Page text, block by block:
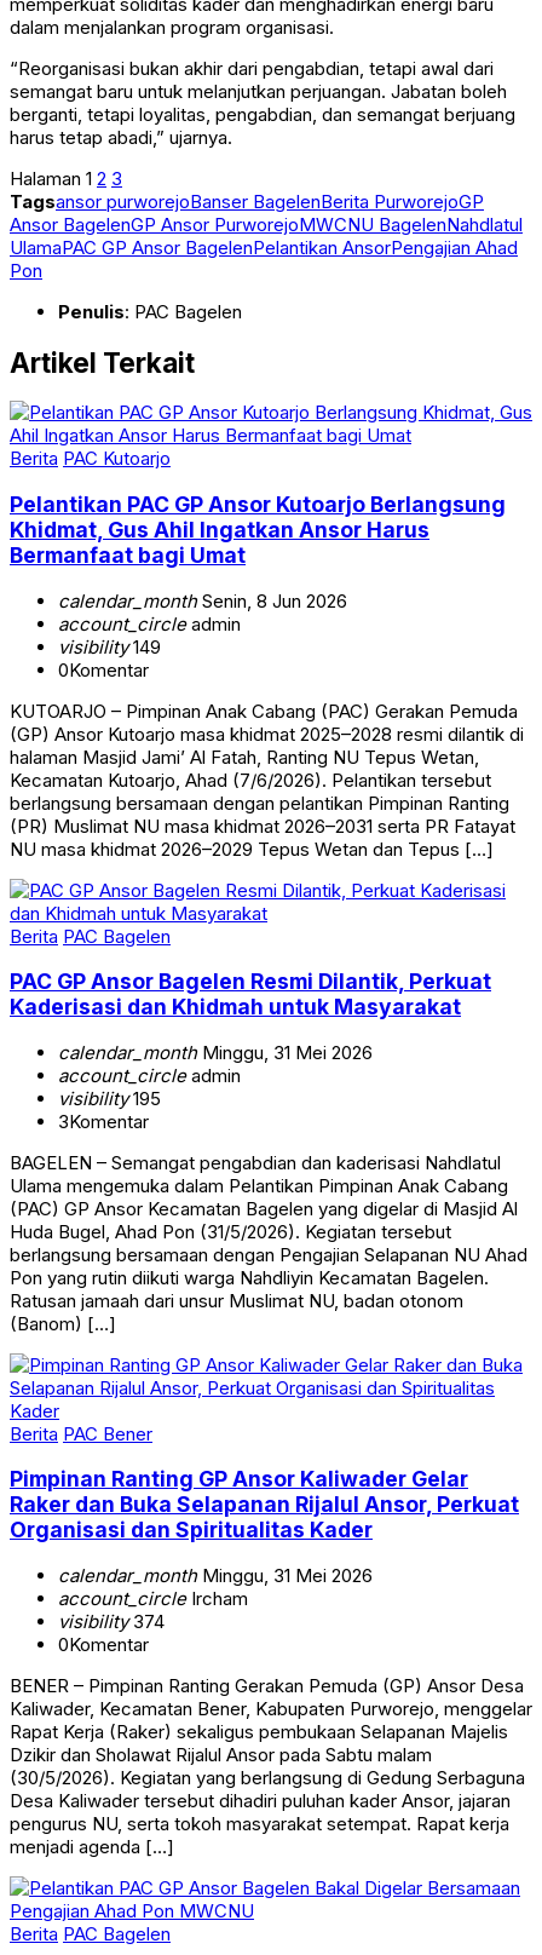
dalam menjalankan program organisasi.
“Reorganisasi bukan akhir dari pengabdian, tetapi awal dari
semangat baru untuk melanjutkan perjuangan. Jabatan boleh
berganti, tetapi loyalitas, pengabdian, dan semangat berjuang
harus tetap abadi,” ujarnya.
Halaman 1 2 3
Tagsansor purworejoBanser BagelenBerita PurworejoGP
Ansor BagelenGP Ansor PurworejoMWCNU BagelenNahdlatul
UlamaPAC GP Ansor BagelenPelantikan AnsorPengajian Ahad
Pon
Penulis: PAC Bagelen
Artikel Terkait
Berita PAC Kutoarjo
Pelantikan PAC GP Ansor Kutoarjo Berlangsung
Khidmat, Gus Ahil Ingatkan Ansor Harus
Bermanfaat bagi Umat
calendar_monthSenin, 8 Jun 2026
account_circleadmin
visibility149
0Komentar
KUTOARJO – Pimpinan Anak Cabang (PAC) Gerakan Pemuda
(GP) Ansor Kutoarjo masa khidmat 2025–2028 resmi dilantik di
halaman Masjid Jami’ Al Fatah, Ranting NU Tepus Wetan,
Kecamatan Kutoarjo, Ahad (7/6/2026). Pelantikan tersebut
berlangsung bersamaan dengan pelantikan Pimpinan Ranting
(PR) Muslimat NU masa khidmat 2026–2031 serta PR Fatayat
NU masa khidmat 2026–2029 Tepus Wetan dan Tepus […]
Berita PAC Bagelen
PAC GP Ansor Bagelen Resmi Dilantik, Perkuat
Kaderisasi dan Khidmah untuk Masyarakat
calendar_monthMinggu, 31 Mei 2026
account_circleadmin
visibility195
3Komentar
BAGELEN – Semangat pengabdian dan kaderisasi Nahdlatul
Ulama mengemuka dalam Pelantikan Pimpinan Anak Cabang
(PAC) GP Ansor Kecamatan Bagelen yang digelar di Masjid Al
Huda Bugel, Ahad Pon (31/5/2026). Kegiatan tersebut
berlangsung bersamaan dengan Pengajian Selapanan NU Ahad
Pon yang rutin diikuti warga Nahdliyin Kecamatan Bagelen.
Ratusan jamaah dari unsur Muslimat NU, badan otonom
(Banom) […]
Berita PAC Bener
Pimpinan Ranting GP Ansor Kaliwader Gelar
Raker dan Buka Selapanan Rijalul Ansor, Perkuat
Organisasi dan Spiritualitas Kader
calendar_monthMinggu, 31 Mei 2026
account_circleIrcham
visibility374
0Komentar
BENER – Pimpinan Ranting Gerakan Pemuda (GP) Ansor Desa
Kaliwader, Kecamatan Bener, Kabupaten Purworejo, menggelar
Rapat Kerja (Raker) sekaligus pembukaan Selapanan Majelis
Dzikir dan Sholawat Rijalul Ansor pada Sabtu malam
(30/5/2026). Kegiatan yang berlangsung di Gedung Serbaguna
Desa Kaliwader tersebut dihadiri puluhan kader Ansor, jajaran
pengurus NU, serta tokoh masyarakat setempat. Rapat kerja
menjadi agenda […]
Berita PAC Bagelen